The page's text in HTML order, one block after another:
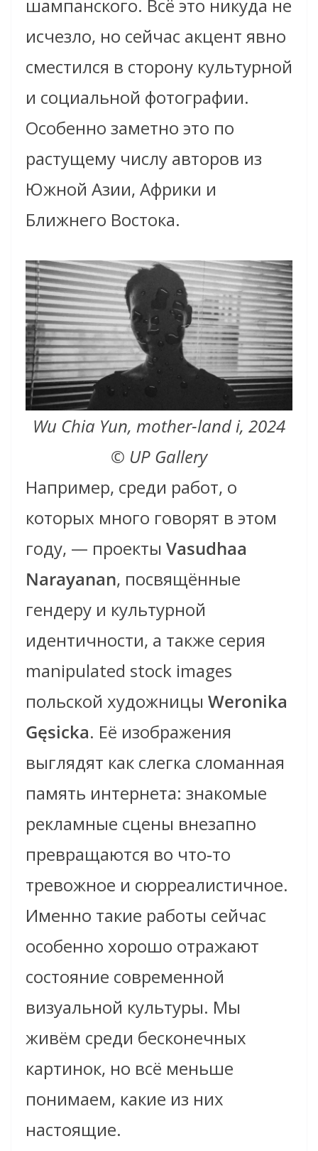
шампанского. Всё это никуда не
исчезло, но сейчас акцент явно
сместился в сторону культурной
и социальной фотографии.
Особенно заметно это по
растущему числу авторов из
Южной Азии, Африки и
Ближнего Востока.
Wu Chia Yun, mother-land i, 2024
© UP Gallery
Например, среди работ, о
которых много говорят в этом
году, — проекты Vasudhaa
Narayanan, посвящённые
гендеру и культурной
идентичности, а также серия
manipulated stock images
польской художницы Weronika
Gęsicka. Её изображения
выглядят как слегка сломанная
память интернета: знакомые
рекламные сцены внезапно
превращаются во что‑то
тревожное и сюрреалистичное.
Именно такие работы сейчас
особенно хорошо отражают
состояние современной
визуальной культуры. Мы
живём среди бесконечных
картинок, но всё меньше
понимаем, какие из них
настоящие.